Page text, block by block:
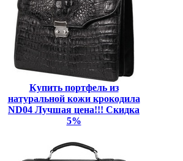
Купить портфель из
натуральной кожи крокодила
ND04 Лучшая цена!!! Скидка
5%